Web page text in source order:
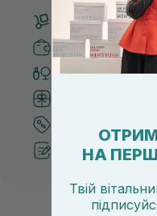
Безкоштовна
Безпечні способи
Тільки
Система бонусів
Кращі ціни та топ
Рекомендації від
НА
Твій